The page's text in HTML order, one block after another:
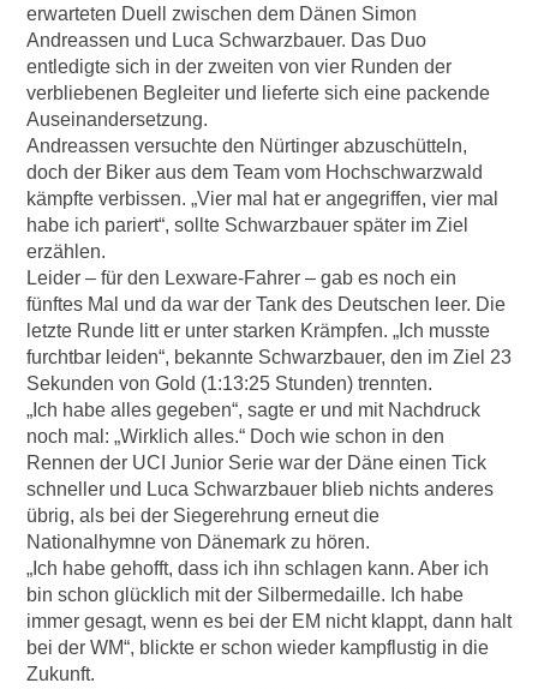
erwarteten Duell zwischen dem Dänen Simon
Andreassen und Luca Schwarzbauer. Das Duo
entledigte sich in der zweiten von vier Runden der
verbliebenen Begleiter und lieferte sich eine packende
Auseinandersetzung.
Andreassen versuchte den Nürtinger abzuschütteln,
doch der Biker aus dem Team vom Hochschwarzwald
kämpfte verbissen. „Vier mal hat er angegriffen, vier mal
habe ich pariert“, sollte Schwarzbauer später im Ziel
erzählen.
Leider – für den Lexware-Fahrer – gab es noch ein
fünftes Mal und da war der Tank des Deutschen leer. Die
letzte Runde litt er unter starken Krämpfen. „Ich musste
furchtbar leiden“, bekannte Schwarzbauer, den im Ziel 23
Sekunden von Gold (1:13:25 Stunden) trennten.
„Ich habe alles gegeben“, sagte er und mit Nachdruck
noch mal: „Wirklich alles.“ Doch wie schon in den
Rennen der UCI Junior Serie war der Däne einen Tick
schneller und Luca Schwarzbauer blieb nichts anderes
übrig, als bei der Siegerehrung erneut die
Nationalhymne von Dänemark zu hören.
„Ich habe gehofft, dass ich ihn schlagen kann. Aber ich
bin schon glücklich mit der Silbermedaille. Ich habe
immer gesagt, wenn es bei der EM nicht klappt, dann halt
bei der WM“, blickte er schon wieder kampflustig in die
Zukunft.